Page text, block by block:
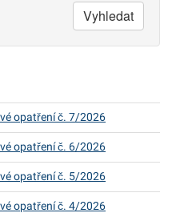
Vyhledat
opatření č. 7/2026
opatření č. 6/2026
opatření č. 5/2026
opatření č. 4/2026